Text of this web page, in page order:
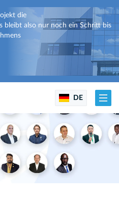
die
bleibt also nur noch ein Schritt bis
DE